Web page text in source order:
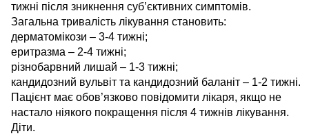
тижні після зникнення суб’єктивних симптомів.
Загальна тривалість лікування становить:
дерматомікози – 3-4 тижні;
еритразма – 2-4 тижні;
різнобарвний лишай – 1-3 тижні;
кандидозний вульвіт та кандидозний баланіт – 1-2 тижні.
Пацієнт має обов’язково повідомити лікаря, якщо не
настало ніякого покращення після 4 тижнів лікування.
Діти.